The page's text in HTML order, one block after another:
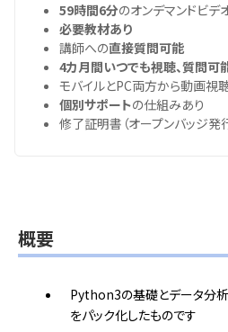
59時間6分のオンデマンドビデ
必要教材あり
講師への直接質問可能
4カ月間いつでも視聴、質問可
モバイルとPC両方から動画視
個別サポートの仕組みあり
修了証明書（オープンバッジ発行
概要
Python3の基礎とデータ分
をパック化したものです